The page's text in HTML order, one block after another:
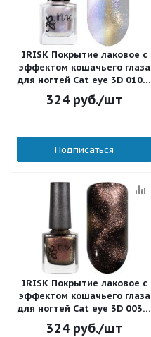
IRISK Покрытие лаковое с
эффектом кошачьего глаза
для ногтей Cat eye 3D 010 8
мл.
324руб./шт
Подписаться
IRISK Покрытие лаковое с
эффектом кошачьего глаза
для ногтей Cat eye 3D 003 8
мл.
324руб./шт